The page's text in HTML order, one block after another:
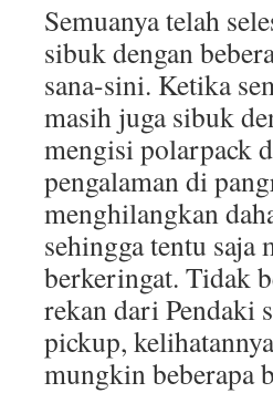
Semuanya telah
sibuk dengan
sana-sini. Ketika
masih juga sibuk
mengisi polarpack
pengalaman di
menghilangkan
sehingga tentu saja
berkeringat. Tidak
rekan dari Pendaki
pickup,
mungkin beberapa